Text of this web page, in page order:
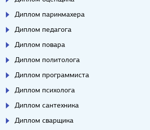
Диплом парикмахера
Диплом педагога
Диплом повара
Диплом политолога
Диплом программиста
Диплом психолога
Диплом сантехника
Диплом сварщика